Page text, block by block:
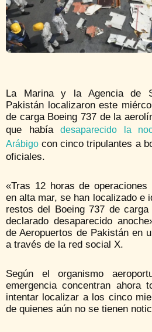
La Marina y la Agencia de
Pakistán localizaron este
de carga Boeing 737 de la
que había desaparecido la
Arábigo con cinco tripulantes a
oficiales.
«Tras 12 horas de
en alta mar, se han localizado e
restos del Boeing 737 de
declarado desaparecido
de Aeropuertos de Pakistán en
a través de la red social X.
Según el organismo
emergencia concentran ahora
intentar localizar a los cinco
de quienes aún no se tienen